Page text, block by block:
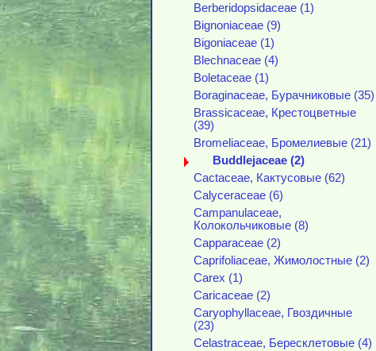
Berberidopsidaceae (1)
Bignoniaceae (9)
Bigoniaceae (1)
Blechnaceae (4)
Boletaceae (1)
Boraginaceae, Бурачниковые (35)
Brassicaceae, Крестоцветные
(39)
Bromeliaceae, Бромелиевые (21)
Buddlejaceae (2)
Cactaceae, Кактусовые (62)
Calyceraceae (6)
Campanulaceae,
Колокольчиковые (8)
Capparaceae (2)
Caprifoliaceae, Жимолостные (2)
Carex (1)
Caricaceae (2)
Caryophyllaceae, Гвоздичные
(23)
Celastraceae, Бересклетовые (4)